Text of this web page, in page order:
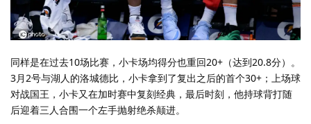
同样是在过去10场比赛，小卡场均得分也重回20+（达到20.8分）。
3月2号与湖人的洛城德比，小卡拿到了复出之后的首个30+；上场球
对战国王，小卡又在加时赛中复刻经典，最后时刻，他持球背打随
后迎着三人合围一个左手抛射绝杀颠进。